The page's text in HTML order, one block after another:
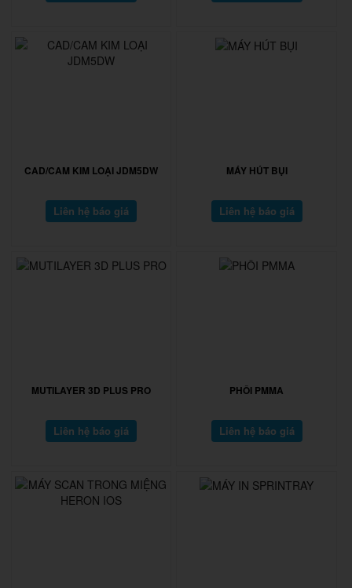
CAD/CAM KIM LOẠI JDM5DW
Liên hệ báo giá
MÁY HÚT BỤI
Liên hệ báo giá
MUTILAYER 3D PLUS PRO
Liên hệ báo giá
PHÔI PMMA
Liên hệ báo giá